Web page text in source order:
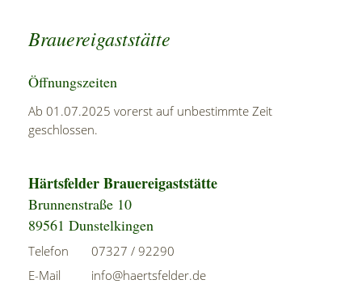
Brauereigaststätte
Öffnungszeiten
Ab 01.07.2025 vorerst auf unbestimmte Zeit
geschlossen.
Härtsfelder Brauereigaststätte
Brunnenstraße 10
89561 Dunstelkingen
Telefon
07327 / 92290
E-Mail
info@haertsfelder.de